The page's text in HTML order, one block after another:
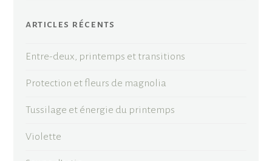
articles récents
Entre-deux, printemps et transitions
Protection et fleurs de magnolia
Tussilage et énergie du printemps
Violette